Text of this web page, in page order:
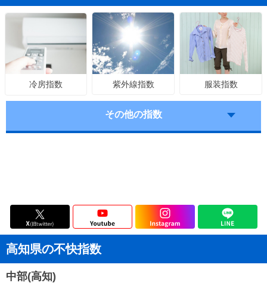
冷房指数 紫外線指数 服装指数
その他の指数
高知県の不快指数
中部(高知)